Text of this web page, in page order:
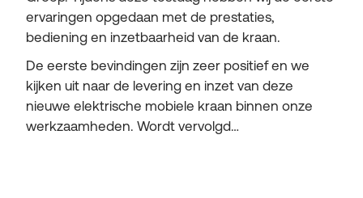
ervaringen opgedaan met de prestaties,
bediening en inzetbaarheid van de kraan.
De eerste bevindingen zijn zeer positief en we
kijken uit naar de levering en inzet van deze
nieuwe elektrische mobiele kraan binnen onze
werkzaamheden. Wordt vervolgd…